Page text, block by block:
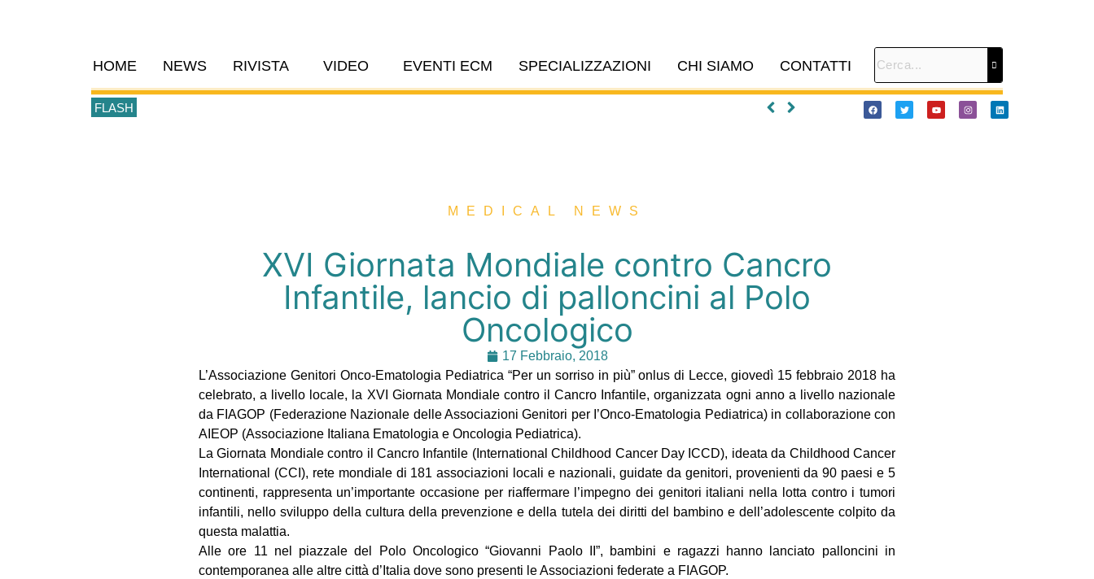
HOME NEWS RIVISTA VIDEO EVENTI ECM SPECIALIZZAZIONI CHI SIAMO CONTATTI
FLASH
MEDICAL NEWS
XVI Giornata Mondiale contro Cancro
Infantile, lancio di palloncini al Polo
Oncologico
17 Febbraio, 2018
L’Associazione Genitori Onco-Ematologia Pediatrica “Per un sorriso in più” onlus di Lecce, giovedì 15 febbraio 2018 ha
celebrato, a livello locale, la XVI Giornata Mondiale contro il Cancro Infantile, organizzata ogni anno a livello nazionale
da FIAGOP (Federazione Nazionale delle Associazioni Genitori per I’Onco-Ematologia Pediatrica) in collaborazione con
AIEOP (Associazione Italiana Ematologia e Oncologia Pediatrica).
La Giornata Mondiale contro il Cancro Infantile (International Childhood Cancer Day ICCD), ideata da Childhood Cancer
International (CCI), rete mondiale di 181 associazioni locali e nazionali, guidate da genitori, provenienti da 90 paesi e 5
continenti, rappresenta un’importante occasione per riaffermare l’impegno dei genitori italiani nella lotta contro i tumori
infantili, nello sviluppo della cultura della prevenzione e della tutela dei diritti del bambino e dell’adolescente colpito da
questa malattia.
Alle ore 11 nel piazzale del Polo Oncologico “Giovanni Paolo II”, bambini e ragazzi hanno lanciato palloncini in
contemporanea alle altre città d’Italia dove sono presenti le Associazioni federate a FIAGOP.